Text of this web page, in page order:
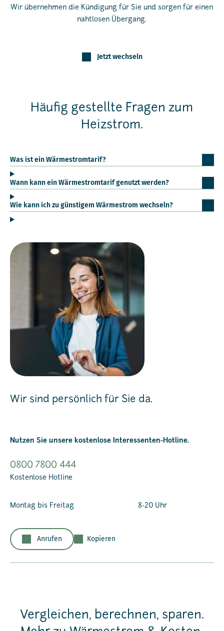
Wir übernehmen die Kündigung für Sie und sorgen für einen
nahtlosen Übergang.
Jetzt wechseln
Häufig gestellte Fragen zum
Heizstrom.
Was ist ein Wärmestromtarif?
Wann kann ein Wärmestromtarif genutzt werden?
Wie kann ich zu günstigem Wärmestrom wechseln?
Wir sind persönlich für Sie da.
Nutzen Sie unsere kostenlose Interessenten-Hotline.
0800 7800 444
Kostenlose Hotline
Montag bis Freitag 8-20 Uhr
Anrufen Kopieren
Vergleichen, berechnen, sparen.